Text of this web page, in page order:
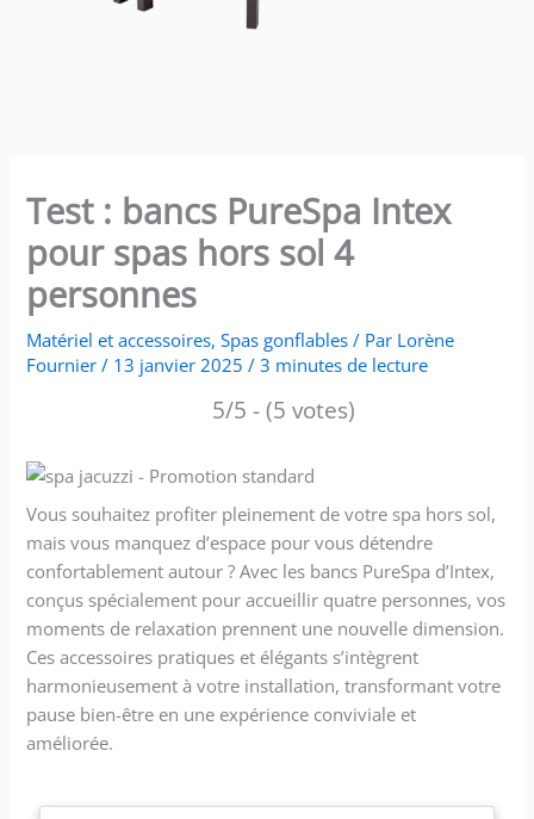
Test : bancs PureSpa Intex
pour spas hors sol 4
personnes
Matériel et accessoires,Spas gonflables / Par Lorène
Fournier/ 13 janvier 2025/3 minutes de lecture
5/5 - (5 votes)
Vous souhaitez profiter pleinement de votre spa hors sol,
mais vous manquez d’espace pour vous détendre
confortablement autour ? Avec les bancs PureSpa d’Intex,
conçus spécialement pour accueillir quatre personnes, vos
moments de relaxation prennent une nouvelle dimension.
Ces accessoires pratiques et élégants s’intègrent
harmonieusement à votre installation, transformant votre
pause bien-être en une expérience conviviale et
améliorée.